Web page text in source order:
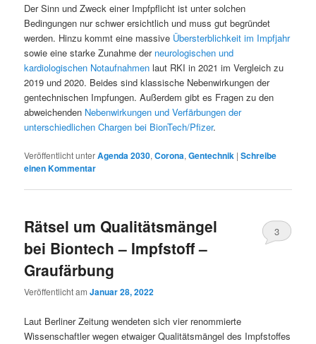
Der Sinn und Zweck einer Impfpflicht ist unter solchen
Bedingungen nur schwer ersichtlich und muss gut begründet
werden. Hinzu kommt eine massive Übersterblichkeit im Impfjahr
sowie eine starke Zunahme der neurologischen und
kardiologischen Notaufnahmen laut RKI in 2021 im Vergleich zu
2019 und 2020. Beides sind klassische Nebenwirkungen der
gentechnischen Impfungen. Außerdem gibt es Fragen zu den
abweichenden Nebenwirkungen und Verfärbungen der
unterschiedlichen Chargen bei BionTech/Pfizer.
Veröffentlicht unterAgenda 2030,Corona,Gentechnik |Schreibe
einen Kommentar
Rätsel um Qualitätsmängel
bei Biontech – Impfstoff –
Graufärbung
Veröffentlicht amJanuar 28, 2022
3
Laut Berliner Zeitung wendeten sich vier renommierte
Wissenschaftler wegen etwaiger Qualitätsmängel des Impfstoffes